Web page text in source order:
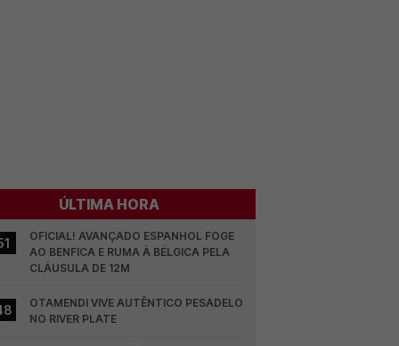
ÚLTIMA HORA
OFICIAL! AVANÇADO ESPANHOL FOGE
AO BENFICA E RUMA À BÉLGICA PELA
CLÁUSULA DE 12M
OTAMENDI VIVE AUTÊNTICO PESADELO
NO RIVER PLATE